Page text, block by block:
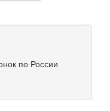
по России